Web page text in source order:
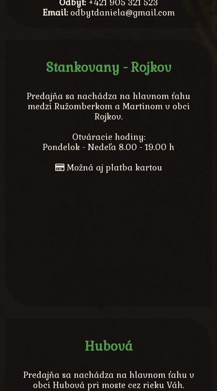
Odbyt:+421 905 321 523
Email:odbytdaniela@gmail.com
Stankovany - Rojkov
Predajňa sa nachádza na hlavnom ťahu
medzi Ružomberkom a Martinom v obci
Rojkov.
Otváracie hodiny:
Pondelok - Nedeľa 8.00 - 19.00 h
Možná aj platba kartou
Hubová
Predajňa sa nachádza na hlavnom ťahu v
obci Hubová pri moste cez rieku Váh.